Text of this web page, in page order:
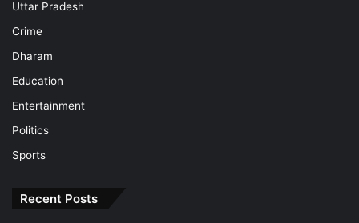
Uttar Pradesh
Crime
Dharam
Education
Entertainment
Politics
Sports
Recent Posts